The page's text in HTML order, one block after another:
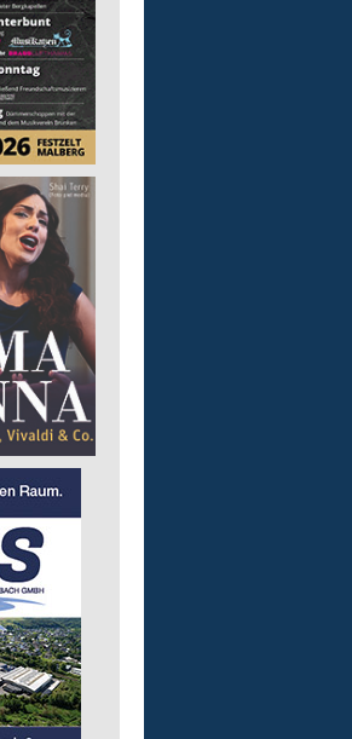
Auslieferungsfahrer/-in
für Mittagessen
Lebenshilfe im Landkreis
GmbH
57537 Mittelhof